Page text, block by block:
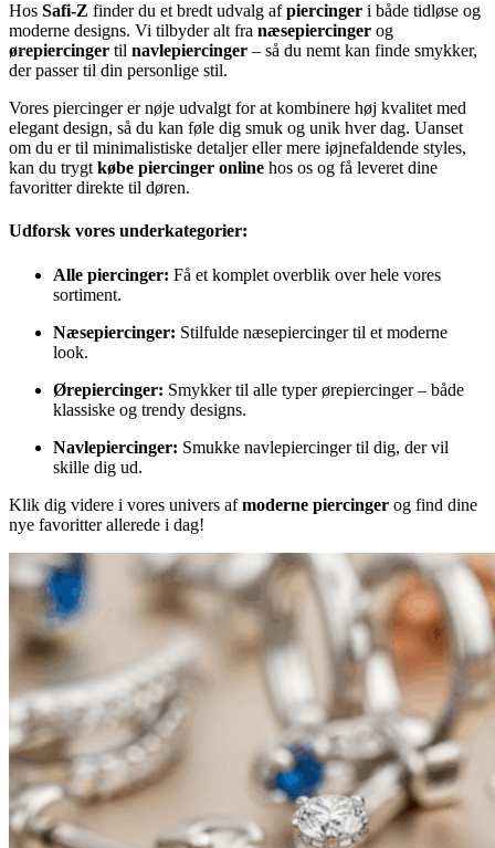
Hos Safi-Z finder du et bredt udvalg afpiercinger i både tidløse og
moderne designs. Vi tilbyder alt fra næsepiercinger og
ørepiercinger til navlepiercinger – så du nemt kan finde smykker,
der passer til din personlige stil.
Vores piercinger er nøje udvalgt for at kombinere høj kvalitet med
elegant design, så du kan føle dig smuk og unik hver dag. Uanset
om du er til minimalistiske detaljer eller mere iøjnefaldende styles,
kan du trygt købe piercinger online hos os og få leveret dine
favoritter direkte til døren.
Udforsk vores underkategorier:
Alle piercinger: Få et komplet overblik over hele vores
sortiment.
Næsepiercinger: Stilfulde næsepiercinger til et moderne
look.
Ørepiercinger: Smykker til alle typer ørepiercinger – både
klassiske og trendy designs.
Navlepiercinger: Smukke navlepiercinger til dig, der vil
skille dig ud.
Klik dig videre i vores univers afmoderne piercinger og find dine
nye favoritter allerede i dag!